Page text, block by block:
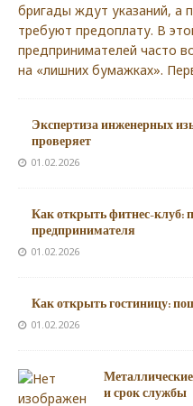
бригады ждут указаний, а
требуют предоплату. В
предпринимателей часто
на «лишних бумажках».
Экспертиза инженерных
проверяет
01.02.2026
Как открыть фитнес-клуб:
предпринимателя
01.02.2026
Как открыть гостиницу:
01.02.2026
и срок службы